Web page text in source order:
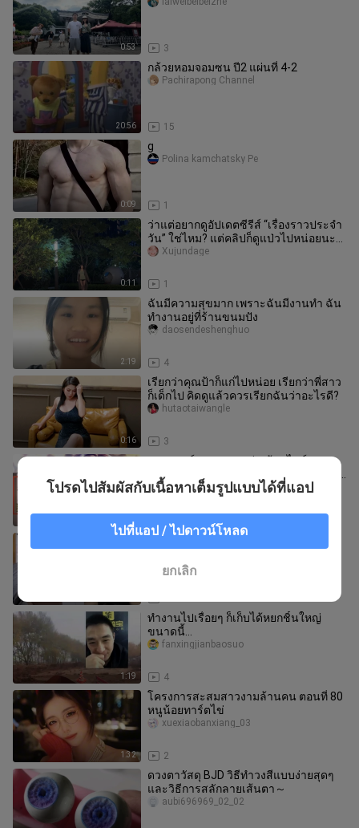
0:53 3
20:56
กล้วยหอมจอมซน ปี2 แผ่นที่ 4-2
15
Pachirapong Channel
0:09
g
1
Polina kamchatsky Pe
0:11
ว่าแต่อยากดูอัปเดตซีรีส์ “เรื่องราวประจำ
วัน” ใช่ไหม? แต่คลิปก็ดูแป่วไปหน่อยนะ
[ฮา] #ขาสวยเหมือนแก้วไ
1
Xujundage
2:19
ฉันมีความสุขมาก เพราะฉันมีงานทำ ฉัน
ทำงานอยู่ที่ร้านขนมปัง
4
daosendeshenghuo
0:16
เรียกว่าคุณป้าก็แก่ไปหน่อย เรียกว่าพี่สาว
ก็เด็กไป คิดดูแล้วควรเรียกฉันว่าอะไรดี?
3
hutaotaiwangle
คอมเมนต์ฮาๆ: ชายหนุ่มเฝ้าดูไลฟ์สด
ปริศนากลางดึก พอคลิกเข้าไปดูกลับพบว่า
ดาราสาวในคลิปนั้นคือภรรยาของตน
kuailedeshouziy
“อายจนตาย แต่ก็มีความสุข!”
alittlebreak_03
1:19
ทำงานไปเรื่อยๆ ก็เก็บได้หยกชิ้นใหญ่
ขนาดนี้...
4
fanxingjianbaosuo
1:32
โครงการสะสมสาวงามล้านคน ตอนที่ 80
หนูน้อยทาร์ตไข่
2
xuexiaobanxiang_03
ดวงตาวัสดุ BJD วิธีทำวงสีแบบง่ายสุดๆ
และวิธีการสลักลายเส้นตา～
aubi696969_02_02
โปรดไปสัมผัสกับเนื้อหาเต็มรูปแบบได้ที่แอป
ไปที่แอป / ไปดาวน์โหลด
ยกเลิก